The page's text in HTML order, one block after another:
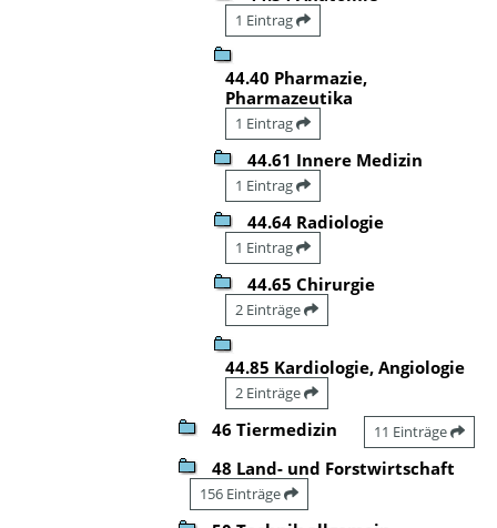
1 Eintrag
44.40 Pharmazie,
Pharmazeutika
1 Eintrag
44.61 Innere Medizin
1 Eintrag
44.64 Radiologie
1 Eintrag
44.65 Chirurgie
2 Einträge
44.85 Kardiologie, Angiologie
2 Einträge
46 Tiermedizin 11 Einträge
48 Land- und Forstwirtschaft
156 Einträge